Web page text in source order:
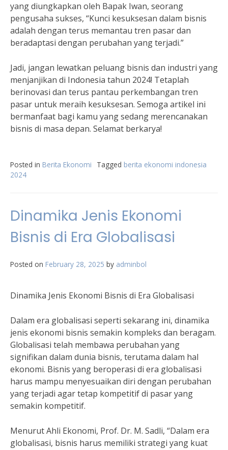
yang diungkapkan oleh Bapak Iwan, seorang
pengusaha sukses, “Kunci kesuksesan dalam bisnis
adalah dengan terus memantau tren pasar dan
beradaptasi dengan perubahan yang terjadi.”
Jadi, jangan lewatkan peluang bisnis dan industri yang
menjanjikan di Indonesia tahun 2024! Tetaplah
berinovasi dan terus pantau perkembangan tren
pasar untuk meraih kesuksesan. Semoga artikel ini
bermanfaat bagi kamu yang sedang merencanakan
bisnis di masa depan. Selamat berkarya!
Posted in Berita Ekonomi Tagged berita ekonomi indonesia
2024
Dinamika Jenis Ekonomi
Bisnis di Era Globalisasi
Posted on February 28, 2025 by adminbol
Dinamika Jenis Ekonomi Bisnis di Era Globalisasi
Dalam era globalisasi seperti sekarang ini, dinamika
jenis ekonomi bisnis semakin kompleks dan beragam.
Globalisasi telah membawa perubahan yang
signifikan dalam dunia bisnis, terutama dalam hal
ekonomi. Bisnis yang beroperasi di era globalisasi
harus mampu menyesuaikan diri dengan perubahan
yang terjadi agar tetap kompetitif di pasar yang
semakin kompetitif.
Menurut Ahli Ekonomi, Prof. Dr. M. Sadli, “Dalam era
globalisasi, bisnis harus memiliki strategi yang kuat